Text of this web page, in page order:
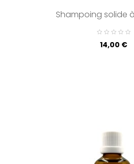
Shampoing solide
Prix
14,00 €